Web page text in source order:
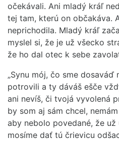
očekávali. Ani mladý kráľ
tej tam, kterú on občakáva.
neprichodila. Mladý kráľ
myslel si, že je už všecko
že ho dal otec k sebe
„Synu mój, čo sme dosaváď
potrovili a ty dáváš ešče
ani nevíš, či tvojá vyvolená
by som aj sám chcel,
aby nebolo povedané, že
mosíme dať tú črievicu